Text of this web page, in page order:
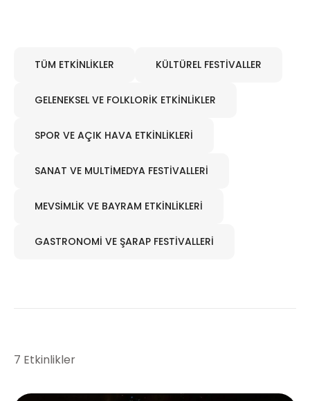
TÜM ETKINLIKLER KÜLTÜREL FESTIVALLER
GELENEKSEL VE FOLKLORIK ETKINLIKLER
SPOR VE AÇIK HAVA ETKINLIKLERI
SANAT VE MULTIMEDYA FESTIVALLERI
MEVSIMLIK VE BAYRAM ETKINLIKLERI
GASTRONOMI VE ŞARAP FESTIVALLERI
7 Etkinlikler